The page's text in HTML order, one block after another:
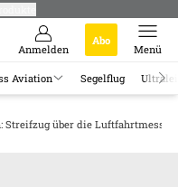
Anmelden
Abo
Menü
Aviation Segelflug
Streifzug über die Luftfahrtmesse